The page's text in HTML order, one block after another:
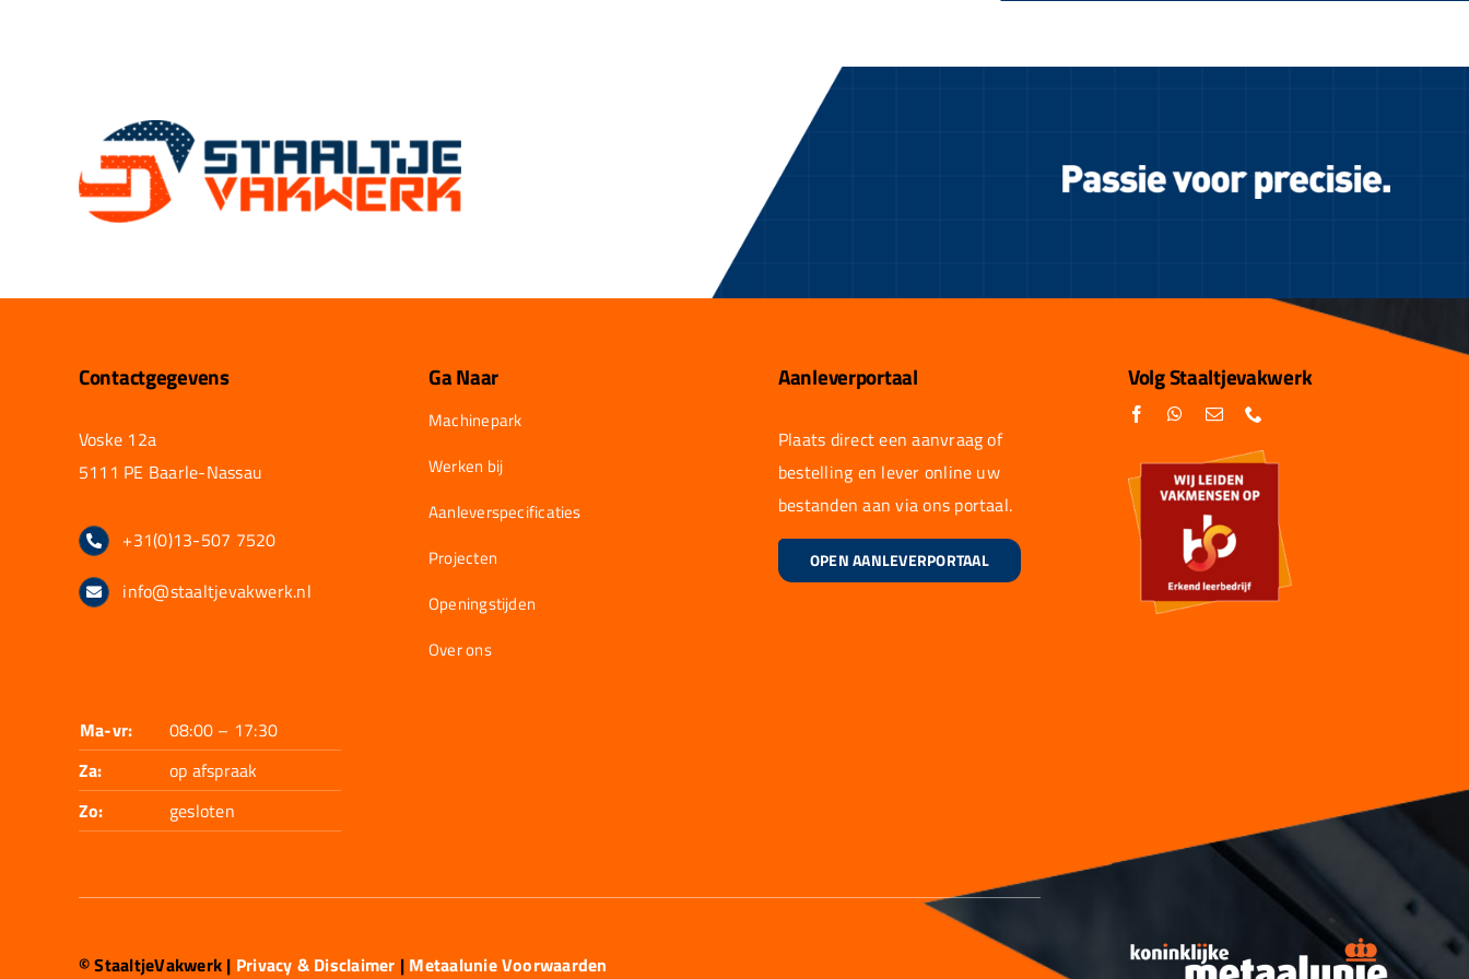
Contactgegevens
Voske 12a
5111 PE Baarle-Nassau
+31(0)13-507 7520
info@staaltjevakwerk.nl
Ma-vr:
08:00 – 17:30
Za:
op afspraak
Zo:
gesloten
Ga Naar
Machinepark
Werken bij
Aanleverspecificaties
Projecten
Openingstijden
Over ons
Aanleverportaal
Plaats direct een aanvraag of
bestelling en lever online uw
bestanden aan via ons portaal.
OPEN AANLEVERPORTAAL
Volg Staaltjevakwerk
© StaaltjeVakwerk | Privacy & Disclaimer | Metaalunie Voorwaarden